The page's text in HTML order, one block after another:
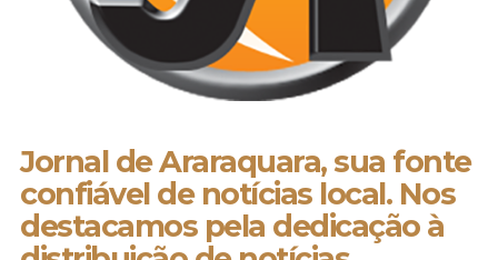
Jornal de Araraquara, sua fonte
confiável de notícias local. Nos
destacamos pela dedicação à